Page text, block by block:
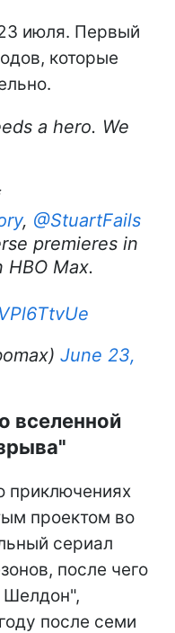
июля. Первый
которые
a hero. We
, @StuartFails
premieres in
Max.
June 23,
вселенной
приключениях
проектом во
сериал
после чего
после семи